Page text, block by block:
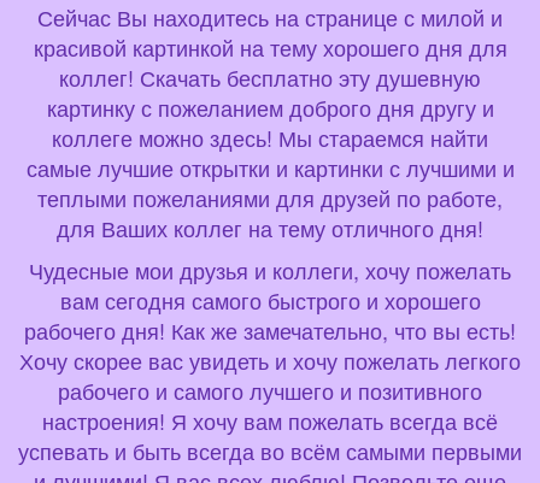
Сейчас Вы находитесь на странице с милой и
красивой картинкой на тему хорошего дня для
коллег! Скачать бесплатно эту душевную
картинку с пожеланием доброго дня другу и
коллеге можно здесь! Мы стараемся найти
самые лучшие открытки и картинки с лучшими и
теплыми пожеланиями для друзей по работе,
для Ваших коллег на тему отличного дня!
Чудесные мои друзья и коллеги, хочу пожелать
вам сегодня самого быстрого и хорошего
рабочего дня! Как же замечательно, что вы есть!
Хочу скорее вас увидеть и хочу пожелать легкого
рабочего и самого лучшего и позитивного
настроения! Я хочу вам пожелать всегда всё
успевать и быть всегда во всём самыми первыми